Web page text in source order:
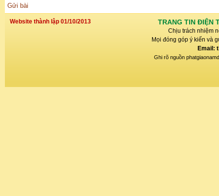
Gửi bài
Website thành lập 01/10/2013 TRANG TIN ĐIỆN
Chịu trách nhiệm
Mọi đóng góp ý kiến và
Email:
Ghi rõ nguồn